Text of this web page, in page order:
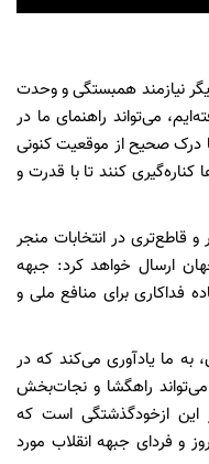
نیازمند همبستگی و وحدت
که از انتخابات ۱۳۶۰ گرفته‌ایم، می‌تواند راهنمای ما در
درک صحیح از موقعیت کنونی
کنند تا با قدرت و
و قاطع‌تری در انتخابات منجر
ارسال خواهد کرد: جبهه
فداکاری برای منافع ملی و
به ما یادآوری می‌کند که در
راهگشا و نجات‌بخش
برجسته از این ازخودگذشتگی است که
و فردای جبهه انقلاب مورد